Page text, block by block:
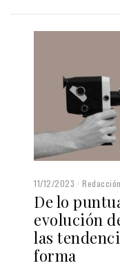
11/12/2023 Redacción
De lo
evolución
las
forma